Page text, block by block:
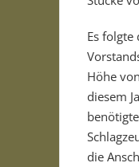
Es folgte
Höhe
diesem
die